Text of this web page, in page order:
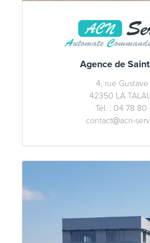
Agence de
4, rue Gustave
42350 LA
Tél. : 04 78 80
contact
acn-